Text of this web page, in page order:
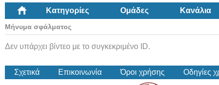
Κατηγορίες Ομάδες Κανάλια
Μήνυμα σφάλματος
Δεν υπάρχει βίντεο με το συγκεκριμένο ID.
Σχετικά Επικοινωνία Όροι χρήσης Οδηγίες